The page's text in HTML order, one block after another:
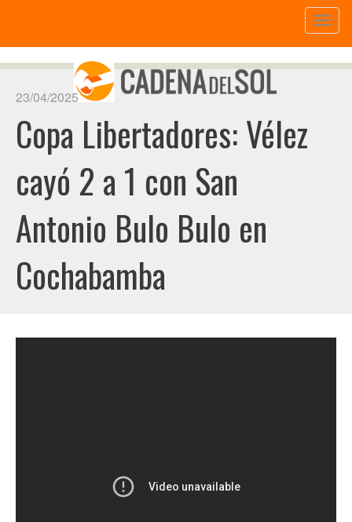
23/04/2025
Copa Libertadores: Vélez
cayó 2 a 1 con San
Antonio Bulo Bulo en
Cochabamba